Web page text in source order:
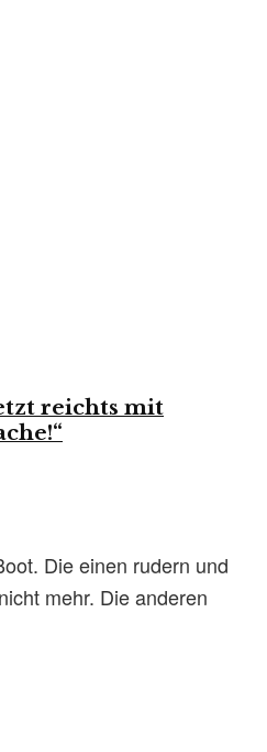
reichts mit
Die einen rudern und
mehr. Die anderen